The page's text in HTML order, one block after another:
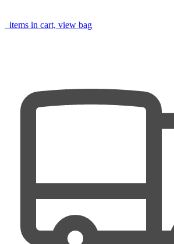
items in cart, view bag